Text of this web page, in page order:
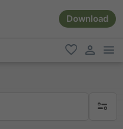
Download
favoriti